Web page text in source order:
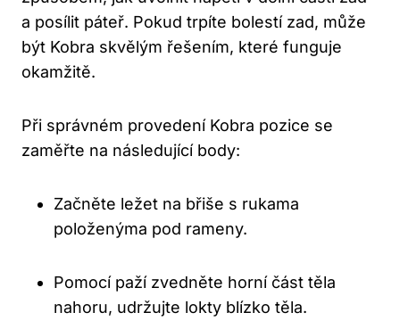
a posílit páteř. Pokud trpíte bolestí zad, může
být Kobra skvělým řešením, které funguje
okamžitě.
Při správném provedení Kobra pozice se
zaměřte na následující body:
Začněte ležet na břiše s rukama
položenýma pod rameny.
Pomocí paží zvedněte horní část těla
nahoru, udržujte lokty blízko těla.